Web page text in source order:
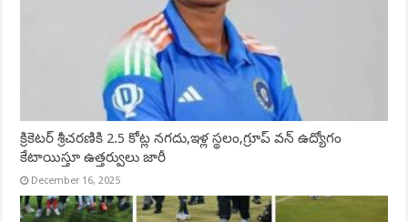
క్రికెటర్ శ్రీచరణికి 2.5 కోట్ల నగదు,ఇళ్ల స్థలం,గ్రూప్ వన్ ఉద్యోగం
కేటాయిస్తూ ఉత్తర్వులు జారీ
December 16, 2025